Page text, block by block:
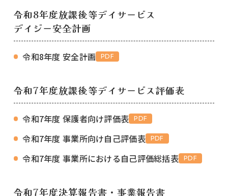
令和8年度放課後等デイサービス
デイジー安全計画
令和8年度 安全計画 PDF
令和7年度放課後等デイサービス評価表
令和7年度 保護者向け評価表 PDF
令和7年度 事業所向け自己評価表 PDF
令和7年度 事業所における自己評価総括表 PDF
令和7年度決算報告書・事業報告書